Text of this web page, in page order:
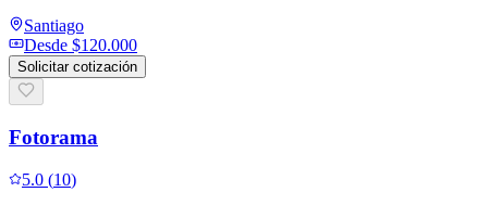
Santiago
Desde $120.000
Solicitar cotización
Fotorama
5.0 (10)